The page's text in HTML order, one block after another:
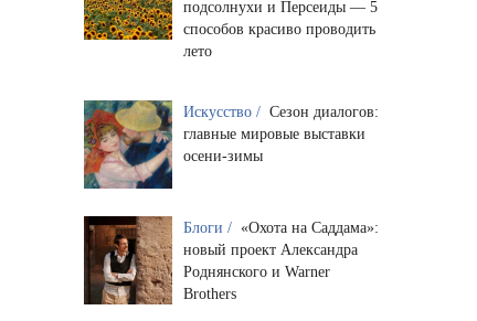
подсолнухи и Персеиды — 5
способов красиво проводить
лето
Искусство / Сезон диалогов:
главные мировые выставки
осени-зимы
Блоги / «Охота на Саддама»:
новый проект Александра
Роднянского и Warner
Brothers